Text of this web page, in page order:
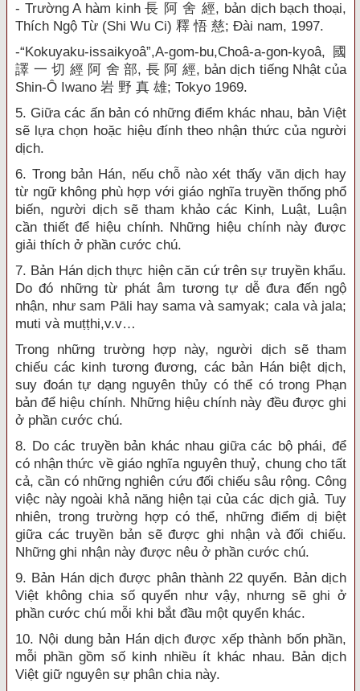
- Trường A hàm kinh 長 阿 舍 經, bản dịch bạch thoại,
Thích Ngộ Từ (Shi Wu Ci) 釋 悟 慈; Đài nam, 1997.
-“Kokuyaku-issaikyoâ”,A-gom-bu,Choâ-a-gon-kyoâ, 國
譯 一 切 經 阿 舍 部, 長 阿 經, bản dịch tiếng Nhật của
Shin-Ô Iwano 岩 野 真 雄; Tokyo 1969.
5. Giữa các ấn bản có những điểm khác nhau, bản Việt
sẽ lựa chọn hoặc hiệu đính theo nhận thức của người
dịch.
6. Trong bản Hán, nếu chỗ nào xét thấy văn dịch hay
từ ngữ không phù hợp với giáo nghĩa truyền thống phổ
biến, người dịch sẽ tham khảo các Kinh, Luật, Luận
cần thiết để hiệu chính. Những hiệu chính này được
giải thích ở phần cước chú.
7. Bản Hán dịch thực hiện căn cứ trên sự truyền khẩu.
Do đó những từ phát âm tương tự dễ đưa đến ngộ
nhận, như sam Pāli hay sama và samyak; cala và jala;
muti và muṭṭhi,v.v…
Trong những trường hợp này, người dịch sẽ tham
chiếu các kinh tương đương, các bản Hán biệt dịch,
suy đoán tự dạng nguyên thủy có thể có trong Phạn
bản để hiệu chính. Những hiệu chính này đều được ghi
ở phần cước chú.
8. Do các truyền bản khác nhau giữa các bộ phái, để
có nhận thức về giáo nghĩa nguyên thuỷ, chung cho tất
cả, cần có những nghiên cứu đối chiếu sâu rộng. Công
việc này ngoài khả năng hiện tại của các dịch giả. Tuy
nhiên, trong trường hợp có thể, những điểm dị biệt
giữa các truyền bản sẽ được ghi nhận và đối chiếu.
Những ghi nhận này được nêu ở phần cước chú.
9. Bản Hán dịch được phân thành 22 quyển. Bản dịch
Việt không chia số quyển như vậy, nhưng sẽ ghi ở
phần cước chú mỗi khi bắt đầu một quyển khác.
10. Nội dung bản Hán dịch được xếp thành bốn phần,
mỗi phần gồm số kinh nhiều ít khác nhau. Bản dịch
Việt giữ nguyên sự phân chia này.